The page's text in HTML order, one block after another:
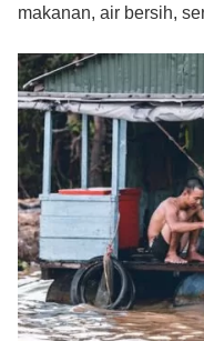
makanan, air bersih,